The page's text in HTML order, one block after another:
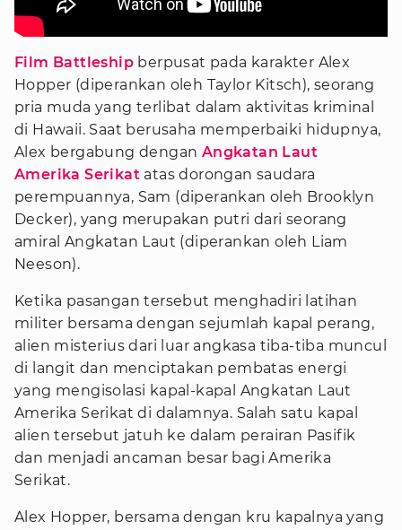
Film Battleship berpusat pada karakter Alex
Hopper (diperankan oleh Taylor Kitsch), seorang
pria muda yang terlibat dalam aktivitas kriminal
di Hawaii. Saat berusaha memperbaiki hidupnya,
Alex bergabung dengan Angkatan Laut
Amerika Serikat atas dorongan saudara
perempuannya, Sam (diperankan oleh Brooklyn
Decker), yang merupakan putri dari seorang
amiral Angkatan Laut (diperankan oleh Liam
Neeson).
Ketika pasangan tersebut menghadiri latihan
militer bersama dengan sejumlah kapal perang,
alien misterius dari luar angkasa tiba-tiba muncul
di langit dan menciptakan pembatas energi
yang mengisolasi kapal-kapal Angkatan Laut
Amerika Serikat di dalamnya. Salah satu kapal
alien tersebut jatuh ke dalam perairan Pasifik
dan menjadi ancaman besar bagi Amerika
Serikat.
Alex Hopper, bersama dengan kru kapalnya yang